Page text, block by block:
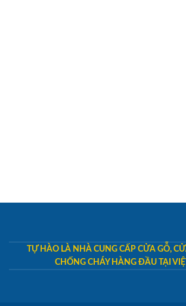
TỰ HÀO LÀ NHÀ CUNG CẤP CỬA GỖ,
CHỐNG CHÁY HÀNG ĐẦU TẠI